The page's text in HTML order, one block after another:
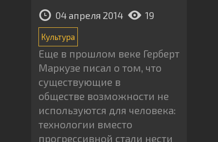
04 апреля 2014 19
Культура
Еще в прошлом веке Герберт
Маркузе писал о том, что
существующие в
обществе возможности не
используются для человека:
технологии вместо
прогрессивной стали нести